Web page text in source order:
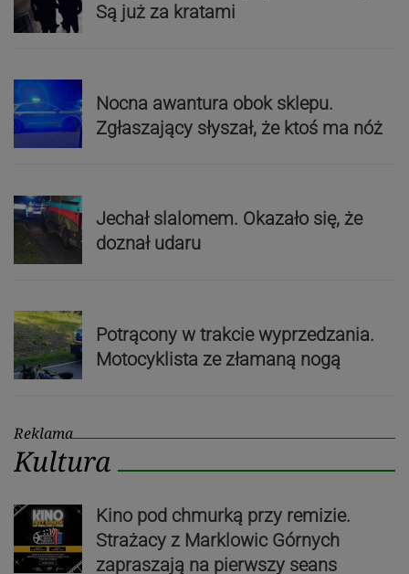
Są już za kratami
Nocna awantura obok sklepu.
Zgłaszający słyszał, że ktoś ma nóż
Jechał slalomem. Okazało się, że
doznał udaru
Potrącony w trakcie wyprzedzania.
Motocyklista ze złamaną nogą
Reklama
Kultura
Kino pod chmurką przy remizie.
Strażacy z Marklowic Górnych
zapraszają na pierwszy seans